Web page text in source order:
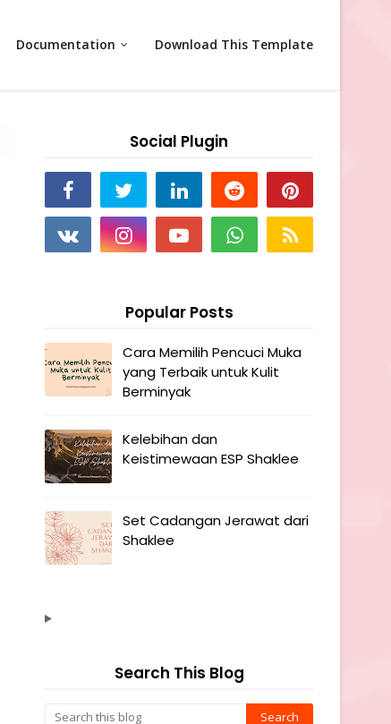
Documentation Download This Template
Social Plugin
Popular Posts
Cara Memilih Pencuci Muka
yang Terbaik untuk Kulit
Berminyak
Kelebihan dan
Keistimewaan ESP Shaklee
Set Cadangan Jerawat dari
Shaklee
Search This Blog